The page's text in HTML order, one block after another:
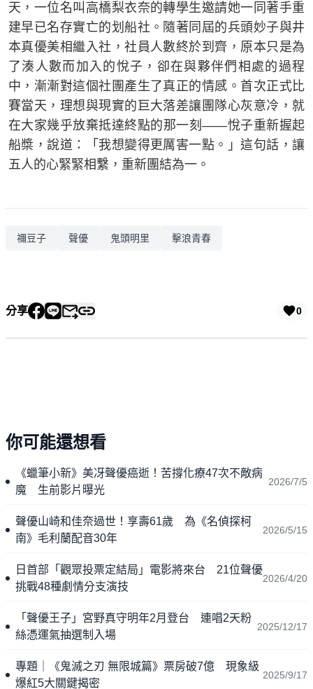
天，一位名叫高橋梨衣奈的轉學生邀請她一同著手重
建早已名存實亡的划船社。隨著同屆的兵頭妙子與井
本真優美相繼入社，社員人數終於到齊，原本只是為
了湊人數而加入的悅子，卻在與夥伴們相處的過程
中，漸漸對這個社團產生了真正的情感。首次正式比
賽當天，理想與現實的巨大落差讓團隊心灰意冷，就
在大家幾乎放棄抵達終點的那一刻——悅子重新握起
船槳，說道：「我想變得更厲害一點。」這句話，讓
五人的心緊緊相繫，重新團結為一。
禰豆子 聲優 鬼頭明里 擊浪青春
分享 0
你可能還想看
《蠟筆小新》美冴聲優癌逝！苦撐化療47次不敵病
魔 生前影片曝光
2026/7/5
聲優山崎和佳奈過世！享壽61歲 為《名偵探柯
南》毛利蘭配音30年
2026/5/15
日首部「觀眾投票定結局」電影將來台 21位聲優
挑戰48種劇情分支演技
2026/4/20
「聲優王子」宮野真守明年2月登台 連唱2天粉
絲憑運氣抽選制入場
2025/12/17
專題｜《鬼滅之刃 無限城篇》票房破7億 現象級
爆紅5大關鍵揭密
2025/9/17